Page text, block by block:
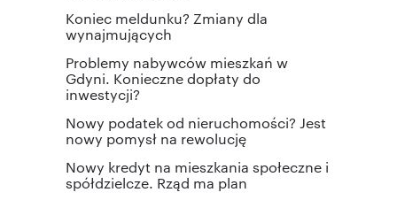
Koniec meldunku? Zmiany dla
wynajmujących
Problemy nabywców mieszkań w
Gdyni. Konieczne dopłaty do
inwestycji?
Nowy podatek od nieruchomości? Jest
nowy pomysł na rewolucję
Nowy kredyt na mieszkania społeczne i
spółdzielcze. Rząd ma plan